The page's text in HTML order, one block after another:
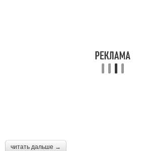
читать дальше →